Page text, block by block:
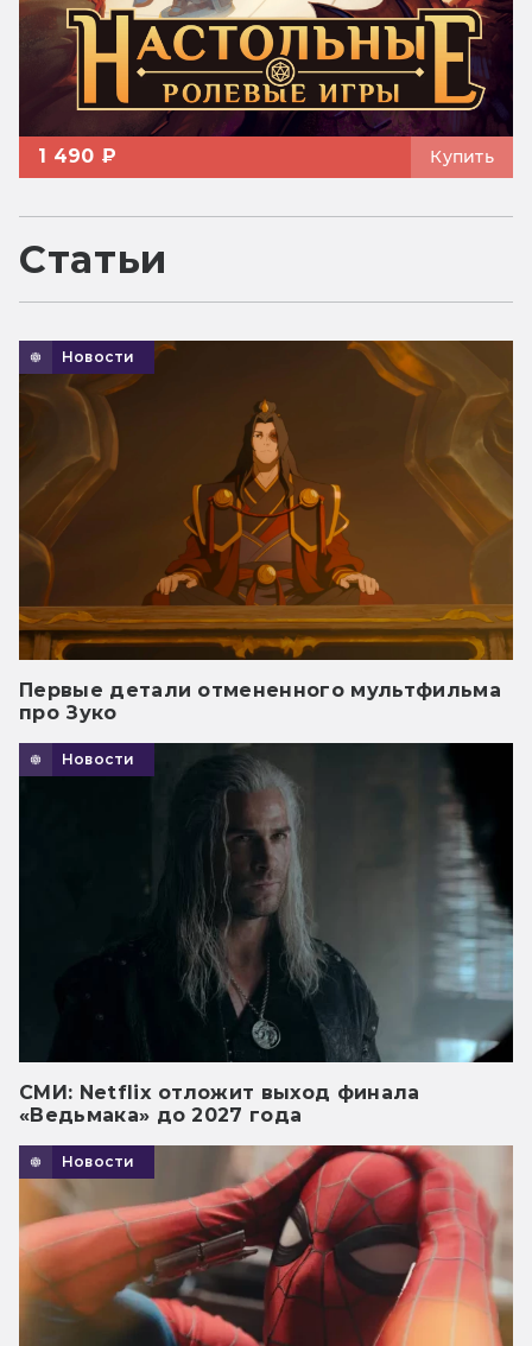
1 490 ₽ Купить
Статьи
Новости
Первые детали отмененного мультфильма
про Зуко
Новости
СМИ: Netflix отложит выход финала
«Ведьмака» до 2027 года
Новости